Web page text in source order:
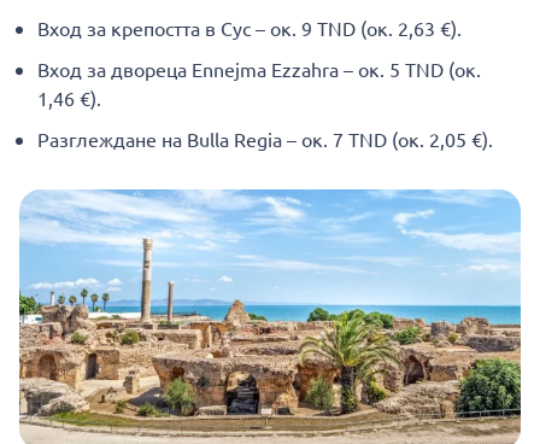
Вход за крепостта в Сус – ок. 9 TND (ок. 2,63 €).
Вход за двореца Ennejma Ezzahra – ок. 5 TND (ок.
1,46 €).
Разглеждане на Bulla Regia – ок. 7 TND (ок. 2,05 €).